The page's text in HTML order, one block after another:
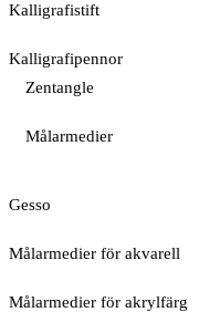
Kalligrafistift
Kalligrafipennor
Zentangle
Målarmedier
Gesso
Målarmedier för akvarell
Målarmedier för akrylfärg